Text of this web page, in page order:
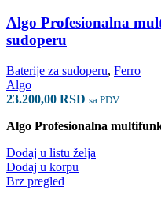
Algo Profesionalna
sudoperu
Baterije za sudoperu, Ferro
Algo
23.200,00 RSD sa PDV
Algo Profesionalna
Dodaj u listu želja
Dodaj u korpu
Brz pregled